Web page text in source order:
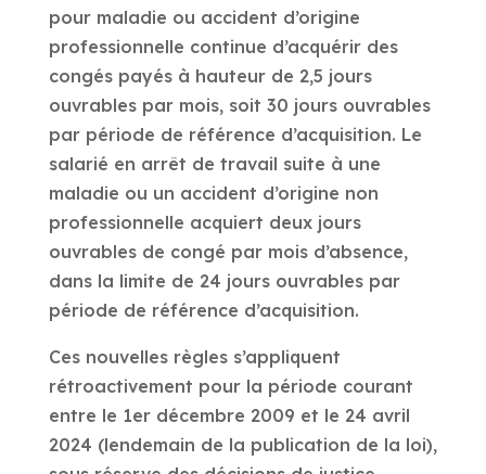
pour maladie ou accident d’origine
professionnelle continue d’acquérir des
congés payés à hauteur de 2,5 jours
ouvrables par mois, soit 30 jours ouvrables
par période de référence d’acquisition. Le
salarié en arrêt de travail suite à une
maladie ou un accident d’origine non
professionnelle acquiert deux jours
ouvrables de congé par mois d’absence,
dans la limite de 24 jours ouvrables par
période de référence d’acquisition.
Ces nouvelles règles s’appliquent
rétroactivement pour la période courant
entre le 1er décembre 2009 et le 24 avril
2024 (lendemain de la publication de la loi),